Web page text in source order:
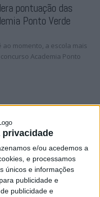
privacidade
e/ou acedemos a
e processamos
únicos e informações
publicidade e
publicidade e
pontuação das
Ponto Verde
ao momento, a escola mais
Academia Ponto